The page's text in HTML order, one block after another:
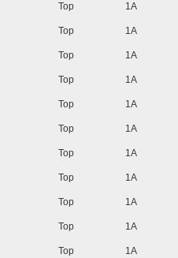
Top 1A
Top 1A
Top 1A
Top 1A
Top 1A
Top 1A
Top 1A
Top 1A
Top 1A
Top 1A
Top 1A